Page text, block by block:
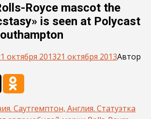
Royce mascot the
is seen at Polycast
октября 201321 октября 2013Автор